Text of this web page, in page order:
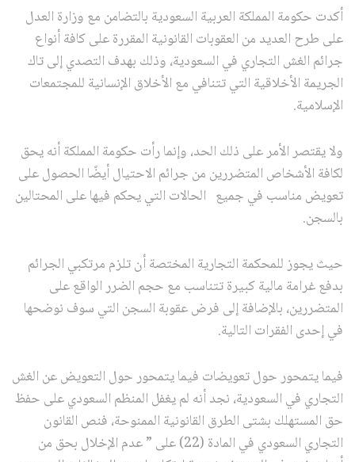
أكدت حكومة المملكة العربية السعودية بالتضامن مع وزارة العدل
على طرح العديد من العقوبات القانونية المقررة على كافة أنواع
جرائم الغش التجاري في السعودية، وذلك بهدف التصدي إلى تاك
الجريمة الأخلاقية التي تتنافي مع الأخلاق الإنسانية للمجتمعات
الإسلامية.
ولا يقتصر الأمر على ذلك الحد، وإنما رأت حكومة المملكة أنه يحق
لكافة الأشخاص المتضررين من جرائم الاحتيال أيضًا الحصول على
تعويض مناسب في جميع الحالات التي يحكم فيها على المحتالين
بالسجن.
حيث يجوز للمحكمة التجارية المختصة أن تلزم مرتكبي الجرائم
بدفع غرامة مالية كبيرة تتناسب مع حجم الضرر الواقع على
المتضررين، بالإضافة إلى فرض عقوبة السجن التي سوف نوضحها
في إحدى الفقرات التالية.
فيما يتمحور حول تعويضات فيما يتمحور حول التعويض عن الغش
التجاري في السعودية، نجد أنه لم يغفل المنظم السعودي على حفظ
حق المستهلك بشتى الطرق القانونية الممنوحة، فنص القانون
التجاري السعودي في المادة (22) على ” عدم الإخلال بحق من